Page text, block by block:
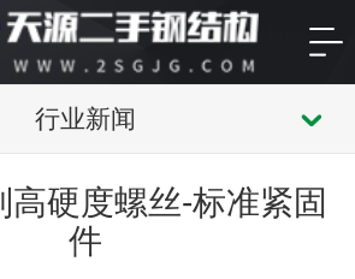
行业新闻
高硬度螺丝-标准紧固
件